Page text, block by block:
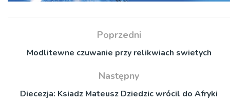
Poprzedni
Modlitewne czuwanie przy relikwiach swietych
Następny
Diecezja: Ksiadz Mateusz Dziedzic wrócil do Afryki